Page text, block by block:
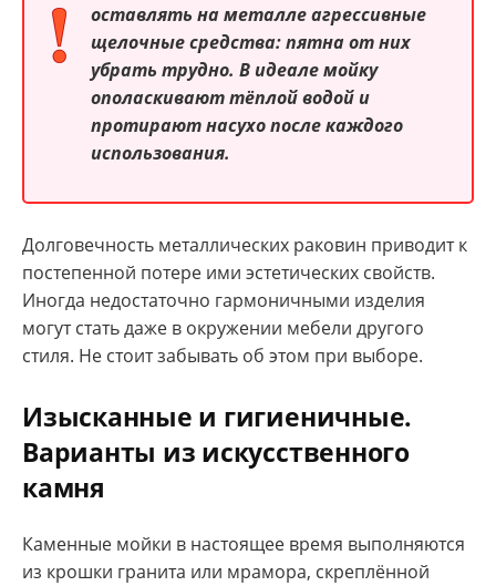
оставлять на металле агрессивные
щелочные средства: пятна от них
убрать трудно. В идеале мойку
ополаскивают тёплой водой и
протирают насухо после каждого
использования.
Долговечность металлических раковин приводит к
постепенной потере ими эстетических свойств.
Иногда недостаточно гармоничными изделия
могут стать даже в окружении мебели другого
стиля. Не стоит забывать об этом при выборе.
Изысканные и гигиеничные.
Варианты из искусственного
камня
Каменные мойки в настоящее время выполняются
из крошки гранита или мрамора, скреплённой